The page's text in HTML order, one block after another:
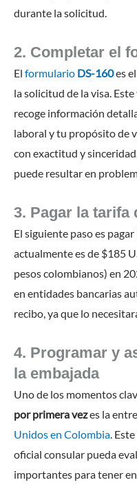
durante la solicitud.
2. Completar el
El formulario DS-160es
la solicitud de la visa.
recoge información
laboral y tu propósito de
con exactitud y
puede resultar en
3. Pagar la tarifa
El siguiente paso es pagar
actualmente es de $185
pesos colombianos) en
en entidades bancarias
recibo, ya que lo
4. Programar y
la embajada
Uno de los momentos
por primera vezes la
Unidos en Colombia.
oficial consular pueda
importantes para tener